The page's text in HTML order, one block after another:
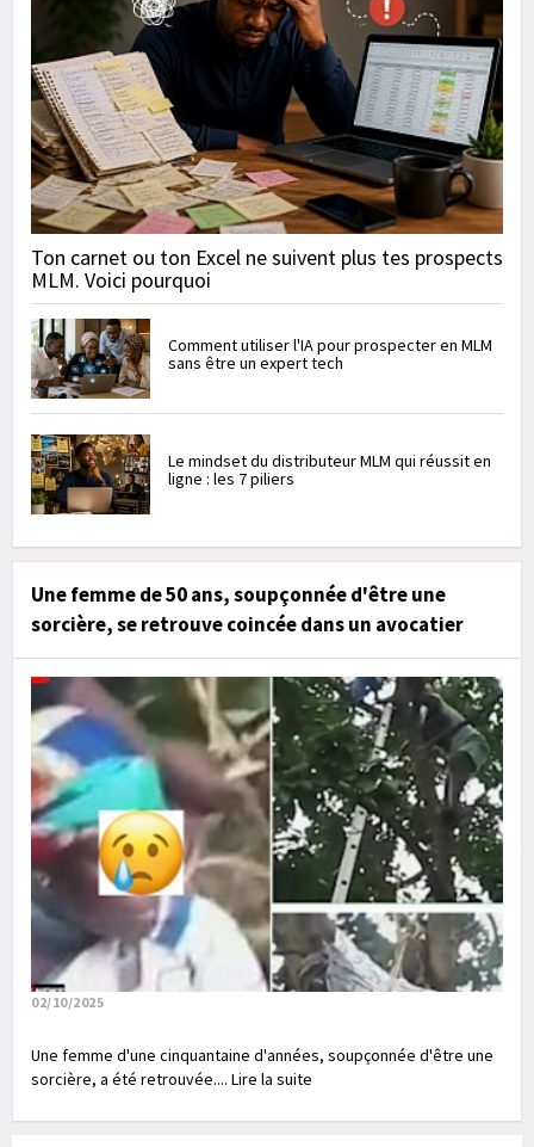
Ton carnet ou ton Excel ne suivent plus tes prospects
MLM. Voici pourquoi
Comment utiliser l'IA pour prospecter en MLM
sans être un expert tech
Le mindset du distributeur MLM qui réussit en
ligne : les 7 piliers
Une femme de 50 ans, soupçonnée d'être une
sorcière, se retrouve coincée dans un avocatier
02/10/2025
Une femme d'une cinquantaine d'années, soupçonnée d'être une
sorcière, a été retrouvée.... Lire la suite